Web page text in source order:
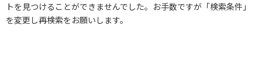
トを見つけることができませんでした。お手数ですが「検索条件」
を変更し再検索をお願いします。